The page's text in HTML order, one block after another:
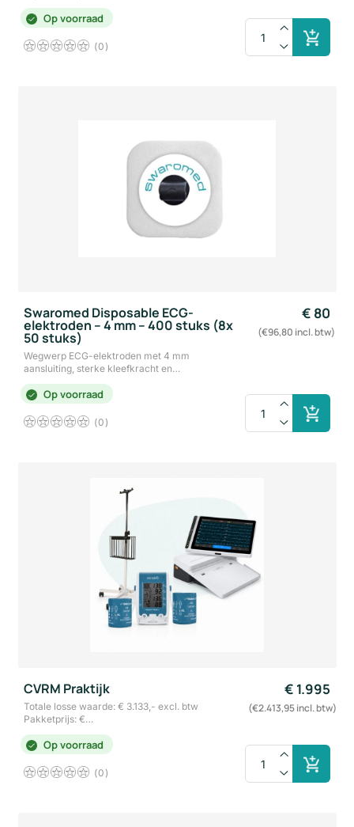
Op voorraad
0
Swaromed Disposable ECG-
elektroden – 4 mm – 400 stuks (8x
50 stuks)
Wegwerp ECG-elektroden met 4 mm
aansluiting, sterke kleefkracht en…
€ 80
(€96,80 incl. btw)
Op voorraad
0
CVRM Praktijk
Totale losse waarde: € 3.133,- excl. btw
Pakketprijs: €…
€ 1.995
(€2.413,95 incl. btw)
Op voorraad
0